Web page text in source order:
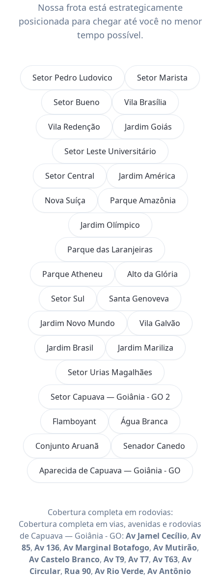
Nossa frota está estrategicamente
posicionada para chegar até você no menor
tempo possível.
Setor Pedro Ludovico Setor Marista
Setor Bueno Vila Brasília
Vila Redenção Jardim Goiás
Setor Leste Universitário
Setor Central Jardim América
Nova Suíça Parque Amazônia
Jardim Olímpico
Parque das Laranjeiras
Parque Atheneu Alto da Glória
Setor Sul Santa Genoveva
Jardim Novo Mundo Vila Galvão
Jardim Brasil Jardim Mariliza
Setor Urias Magalhães
Setor Capuava — Goiânia - GO 2
Flamboyant Água Branca
Conjunto Aruanã Senador Canedo
Aparecida de Capuava — Goiânia - GO
Cobertura completa em rodovias:
Cobertura completa em vias, avenidas e rodovias
de Capuava — Goiânia - GO: Av Jamel Cecílio, Av
85, Av 136, Av Marginal Botafogo, Av Mutirão,
Av Castelo Branco, Av T9, Av T7, Av T63, Av
Circular, Rua 90, Av Rio Verde, Av Antônio